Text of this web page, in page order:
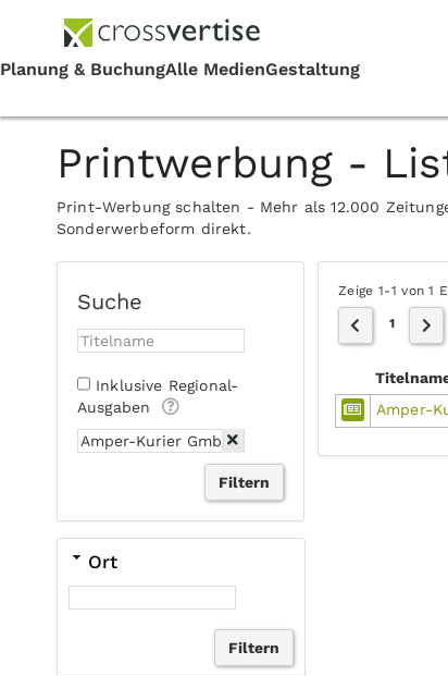
Printwerbung -
Print-Werbung schalten - Mehr als 12.000
Sonderwerbeform direkt.
Suche
Inklusive Regional-
Ausgaben
Ort
Zeige 1-1 von 1
1
Amper-